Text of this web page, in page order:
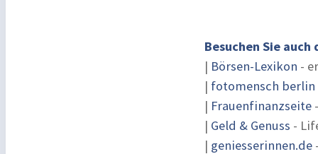
Besuchen Sie
| Börsen-Lexikon -
| fotomensch berlin
| Frauenfinanzseite
| Geld & Genuss -
| geniesserinnen.de